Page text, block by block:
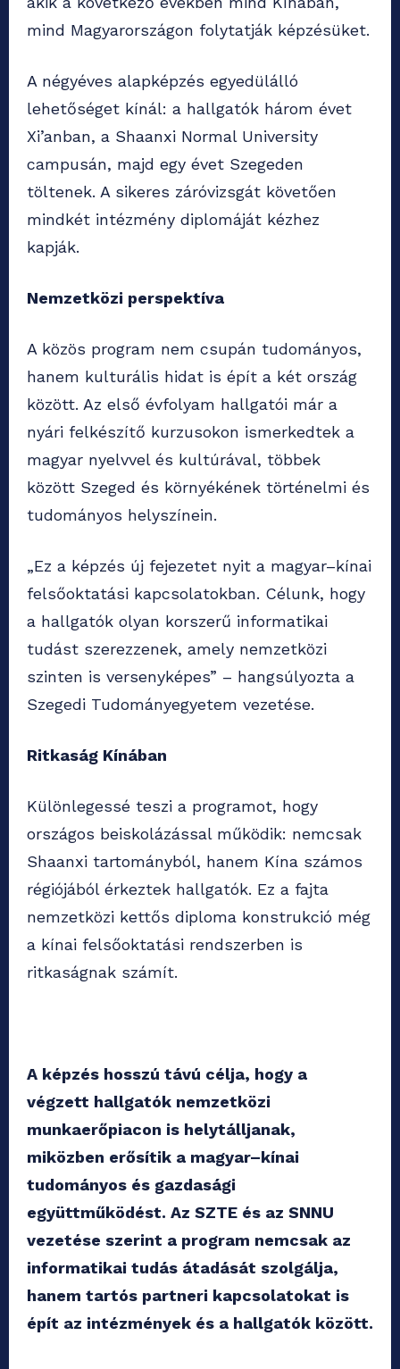
mind Magyarországon folytatják képzésüket.
A négyéves alapképzés egyedülálló
lehetőséget kínál: a hallgatók három évet
Xi’anban, a Shaanxi Normal University
campusán, majd egy évet Szegeden
töltenek. A sikeres záróvizsgát követően
mindkét intézmény diplomáját kézhez
kapják.
Nemzetközi perspektíva
A közös program nem csupán tudományos,
hanem kulturális hidat is épít a két ország
között. Az első évfolyam hallgatói már a
nyári felkészítő kurzusokon ismerkedtek a
magyar nyelvvel és kultúrával, többek
között Szeged és környékének történelmi és
tudományos helyszínein.
„Ez a képzés új fejezetet nyit a magyar–kínai
felsőoktatási kapcsolatokban. Célunk, hogy
a hallgatók olyan korszerű informatikai
tudást szerezzenek, amely nemzetközi
szinten is versenyképes” – hangsúlyozta a
Szegedi Tudományegyetem vezetése.
Ritkaság Kínában
Különlegessé teszi a programot, hogy
országos beiskolázással működik: nemcsak
Shaanxi tartományból, hanem Kína számos
régiójából érkeztek hallgatók. Ez a fajta
nemzetközi kettős diploma konstrukció még
a kínai felsőoktatási rendszerben is
ritkaságnak számít.
A képzés hosszú távú célja, hogy a
végzett hallgatók nemzetközi
munkaerőpiacon is helytálljanak,
miközben erősítik a magyar–kínai
tudományos és gazdasági
együttműködést. Az SZTE és az SNNU
vezetése szerint a program nemcsak az
informatikai tudás átadását szolgálja,
hanem tartós partneri kapcsolatokat is
épít az intézmények és a hallgatók között.